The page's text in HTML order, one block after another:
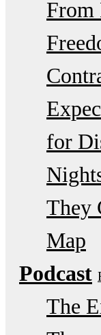
From
for
They
Map
Podcast
The